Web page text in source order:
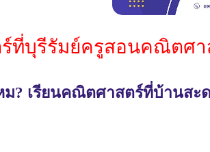
ที่บุรีรัมย์ครูสอนคณิตศา
? เรียนคณิตศาสตร์ที่บ้านส